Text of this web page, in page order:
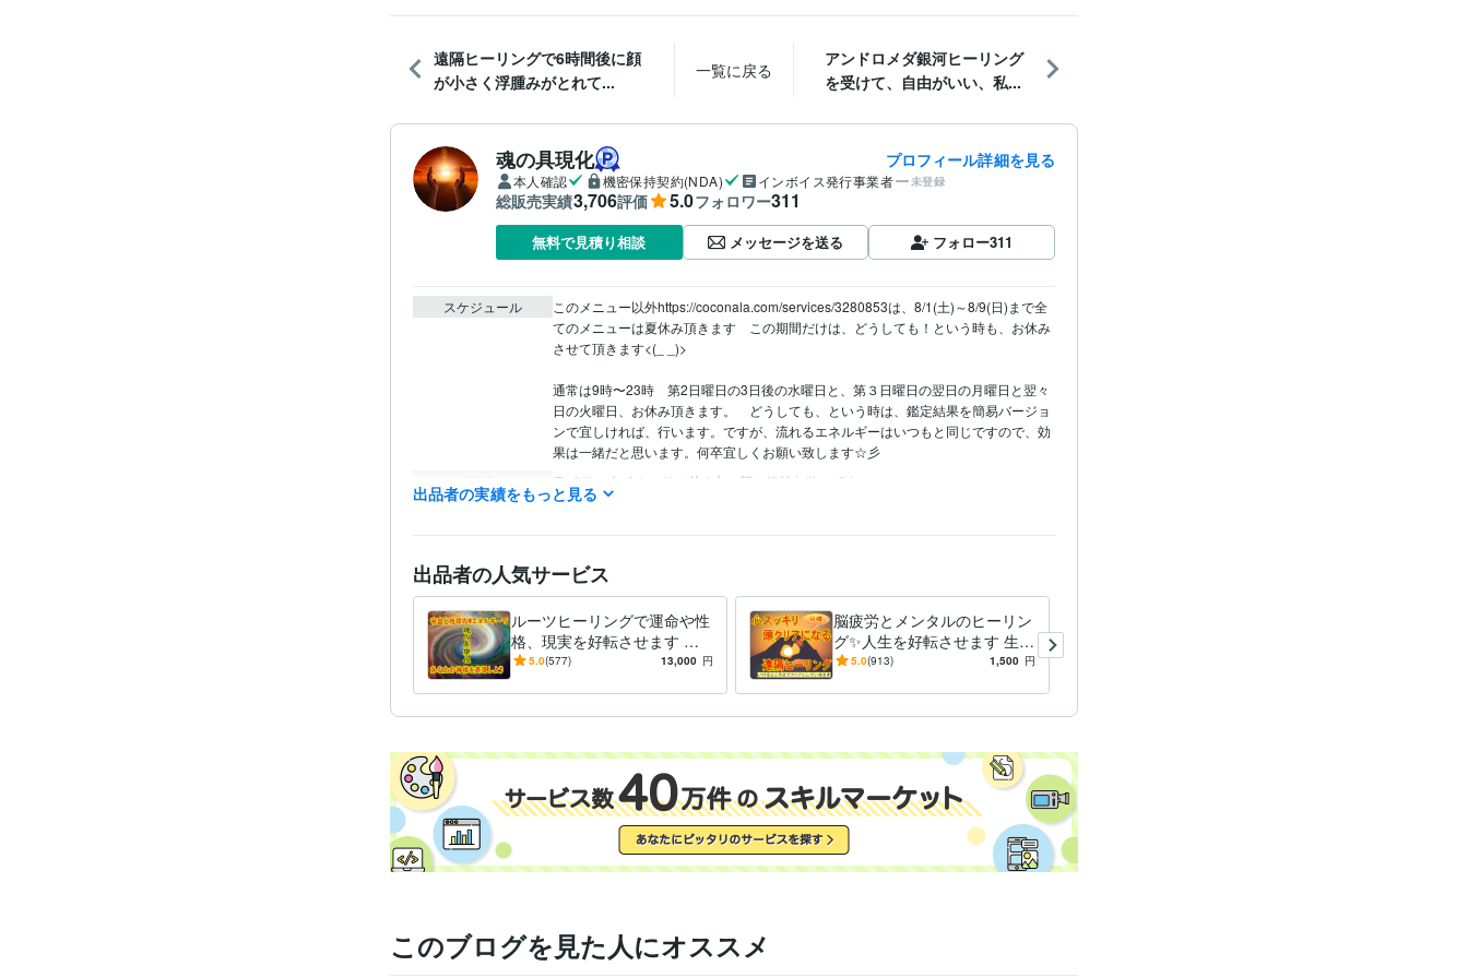
遠隔ヒーリングで6時間後に顔
が小さく浮腫みがとれて...
一覧に戻る
アンドロメダ銀河ヒーリング
を受けて、自由がいい、私...
魂の具現化 プロフィール詳細を見る
本人確認 機密保持契約(NDA) インボイス発行事業者 未登録
総販売実績3,706評価 5.0フォロワー311
無料で見積り相談 メッセージを送る フォロー311
スケジュール
このメニュー以外https://coconala.com/services/3280853は、8/1(土)～8/9(日)まで全
てのメニューは夏休み頂きます　この期間だけは、どうしても！という時も、お休み
させて頂きます<(_ _)>
通常は9時〜23時　第2日曜日の3日後の水曜日と、第３日曜日の翌日の月曜日と翌々
日の火曜日、お休み頂きます。　どうしても、という時は、鑑定結果を簡易バージョ
ンで宜しければ、行います。ですが、流れるエネルギーはいつもと同じですので、効
果は一緒だと思います。何卒宜しくお願い致します☆彡
経験職種 ライフスタイル・その他 / 占い師 経験年数 : 13年
ライフスタイル・その他 / マッサージ師・セラピスト
認定レイキヒーラー 取得年 : 2008年
その他ツール ヒーリング:14年
得意分野 悩み相談・カウンセリング ヒーリング、波動整体
ヒーリング 総合運 波動整体 恋愛 子宝 ビジネス運 幸運
占い チャネリング
出品者の実績をもっと見る
出品者の人気サービス
ルーツヒーリングで運命や性
格、現実を好転させます 体
やメンタルを元気に！魂の具
5.0(577) 13,000 円
脳疲労とメンタルのヒーリン
グ✨人生を好転させます 生き
がいを取り戻そう♪不安を払
5.0(913) 1,500 円
このブログを見た人にオススメ